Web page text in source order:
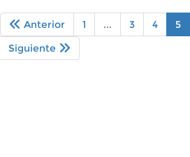
Anterior 1 ... 3 4 5
Siguiente